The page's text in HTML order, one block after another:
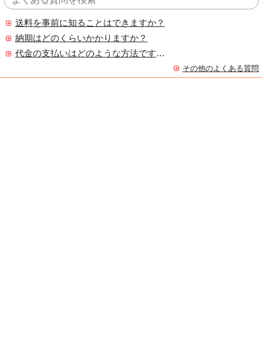
送料を事前に知ることはできますか？
納期はどのくらいかかりますか？
代金の支払いはどのような方法ですか？
その他のよくある質問